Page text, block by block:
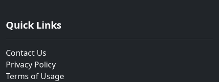
Quick Links
Contact Us
Privacy Policy
Terms of Usage